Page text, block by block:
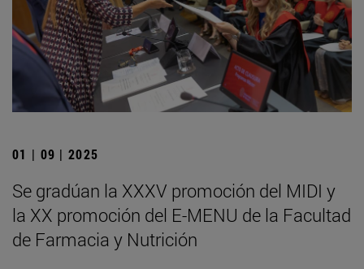
01 | 09 | 2025
Se gradúan la XXXV promoción del MIDI y
la XX promoción del E-MENU de la Facultad
de Farmacia y Nutrición